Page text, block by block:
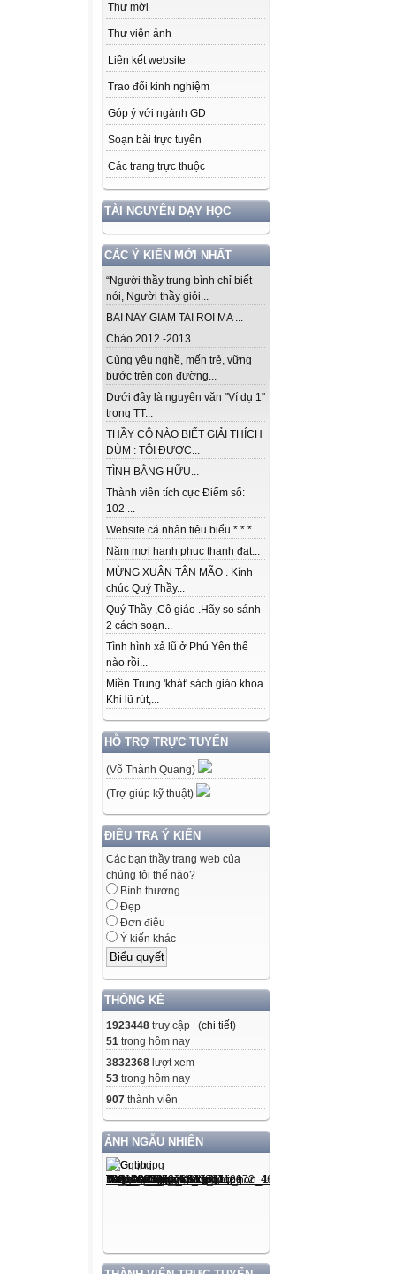
Thư mời
Thư viện ảnh
Liên kết website
Trao đổi kinh nghiệm
Góp ý với ngành GD
Soạn bài trực tuyến
Các trang trực thuộc
TÀI NGUYÊN DẠY HỌC
CÁC Ý KIẾN MỚI NHẤT
“Người thầy trung bình chỉ biết
nói, Người thầy giỏi...
BAI NAY GIAM TAI ROI MA ...
Chào 2012 -2013...
Cùng yêu nghề, mến trẻ, vững
bước trên con đường...
Dưới đây là nguyên văn "Ví dụ 1"
trong TT...
THẦY CÔ NÀO BIẾT GIẢI THÍCH
DÙM : TÔI ĐƯỢC...
TÌNH BẰNG HỮU...
Thành viên tích cực Điểm số:
102 ...
Website cá nhân tiêu biểu * * *...
Năm mơi hanh phuc thanh đat...
MỪNG XUÂN TÂN MÃO . Kính
chúc Quý Thầy...
Quý Thầy ,Cô giáo .Hãy so sánh
2 cách soạn...
Tình hình xả lũ ở Phú Yên thế
nào rồi...
Miền Trung 'khát' sách giáo khoa
Khi lũ rút,...
HỖ TRỢ TRỰC TUYẾN
(Võ Thành Quang)
(Trợ giúp kỹ thuật)
ĐIỀU TRA Ý KIẾN
Các bạn thầy trang web của
chúng tôi thế nào?
Bình thường
Đẹp
Đơn điệu
Ý kiến khác
THỐNG KÊ
1923448 truy cập (chi tiết)
51 trong hôm nay
3832368 lượt xem
53 trong hôm nay
907 thành viên
ẢNH NGẪU NHIÊN